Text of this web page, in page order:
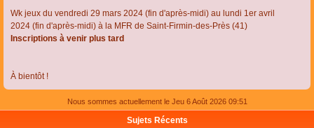
Wk jeux du vendredi 29 mars 2024 (fin d'après-midi) au lundi 1er avril
2024 (fin d'après-midi) à la MFR de Saint-Firmin-des-Près (41)
Inscriptions à venir plus tard
À bientôt !
Nous sommes actuellement le Jeu 6 Août 2026 09:51
Sujets Récents